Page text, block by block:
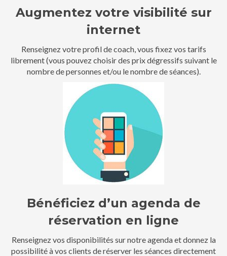
Augmentez votre visibilité sur
internet
Renseignez votre profil de coach, vous fixez vos tarifs
librement (vous pouvez choisir des prix dégressifs suivant le
nombre de personnes et/ou le nombre de séances).
Bénéficiez d’un agenda de
réservation en ligne
Renseignez vos disponibilités sur notre agenda et donnez la
possibilité à vos clients de réserver les séances directement